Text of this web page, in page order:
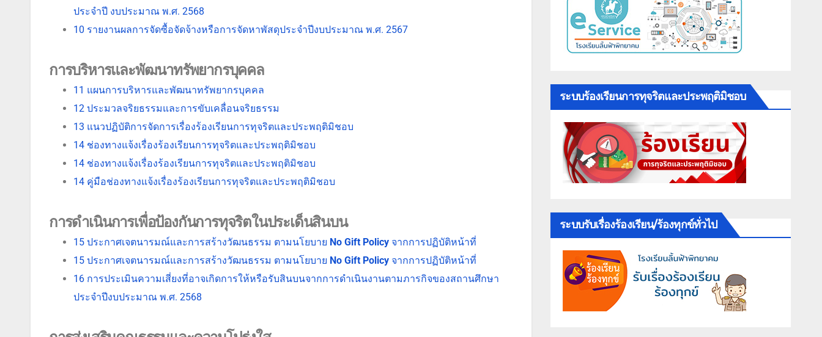
ประจำปี งบประมาณ พ.ศ. 2568
10 รายงานผลการจัดซื้อจัดจ้างหรือการจัดหาพัสดุประจําปีงบประมาณ พ.ศ. 2567
การบริหารและพัฒนาทรัพยากรบุคคล
11 แผนการบริหารและพัฒนาทรัพยากรบุคคล
12 ประมวลจริยธรรมและการขับเคลื่อนจริยธรรม
13 แนวปฏิบัติการจัดการเรื่องร้องเรียนการทุจริตและประพฤติมิชอบ
14 ช่องทางแจ้งเรื่องร้องเรียนการทุจริตและประพฤติมิชอบ
14 ช่องทางแจ้งเรื่องร้องเรียนการทุจริตและประพฤติมิชอบ
14 คู่มือช่องทางแจ้งเรื่องร้องเรียนการทุจริตและประพฤติมิชอบ
การดำเนินการเพื่อป้องกันการทุจริตในประเด็นสินบน
15 ประกาศเจตนารมณ์และการสร้างวัฒนธรรม ตามนโยบาย No Gift Policy จากการปฏิบัติหน้าที่
15 ประกาศเจตนารมณ์และการสร้างวัฒนธรรม ตามนโยบาย No Gift Policy จากการปฏิบัติหน้าที่
16 การประเมินความเสี่ยงที่อาจเกิดการให้หรือรับสินบนจากการดำเนินงานตามภารกิจของสถานศึกษา
ประจำปีงบประมาณ พ.ศ. 2568
ระบบร้องเรียนการทุจริตและประพฤติมิชอบ
ระบบรับเรื่องร้องเรียน/ร้องทุกข์ทั่วไป